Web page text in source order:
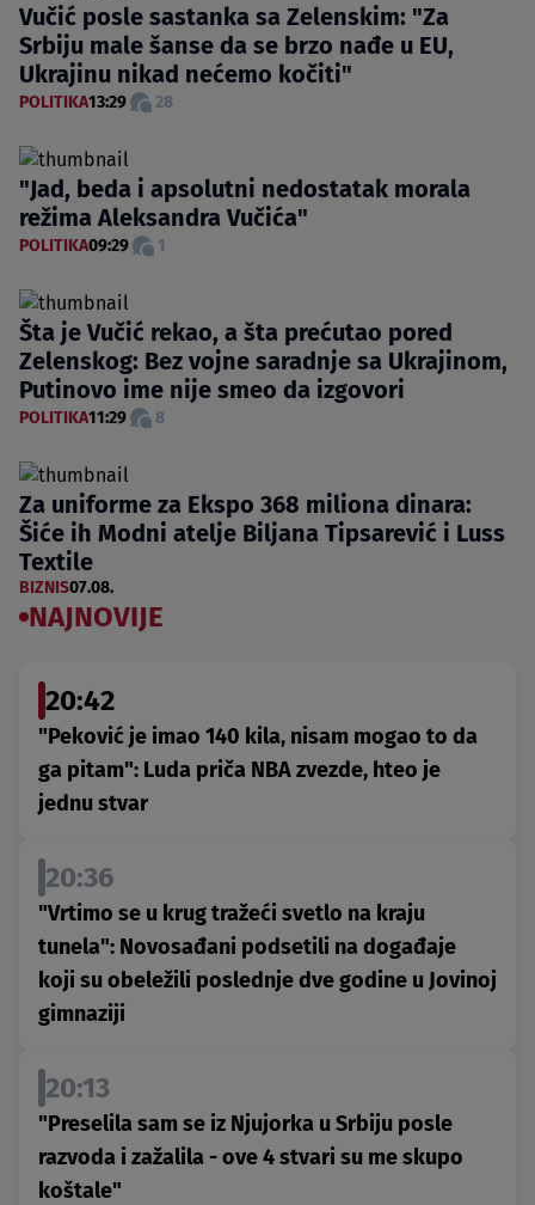
Vučić posle sastanka sa Zelenskim: "Za
Srbiju male šanse da se brzo nađe u EU,
Ukrajinu nikad nećemo kočiti"
POLITIKA13:29 28
"Jad, beda i apsolutni nedostatak morala
režima Aleksandra Vučića"
POLITIKA09:29 1
Šta je Vučić rekao, a šta prećutao pored
Zelenskog: Bez vojne saradnje sa Ukrajinom,
Putinovo ime nije smeo da izgovori
POLITIKA11:29 8
Za uniforme za Ekspo 368 miliona dinara:
Šiće ih Modni atelje Biljana Tipsarević i Luss
Textile
BIZNIS07.08.
NAJNOVIJE
20:42
"Peković je imao 140 kila, nisam mogao to da
ga pitam": Luda priča NBA zvezde, hteo je
jednu stvar
20:36
"Vrtimo se u krug tražeći svetlo na kraju
tunela": Novosađani podsetili na događaje
koji su obeležili poslednje dve godine u Jovinoj
gimnaziji
20:13
"Preselila sam se iz Njujorka u Srbiju posle
razvoda i zažalila - ove 4 stvari su me skupo
koštale"